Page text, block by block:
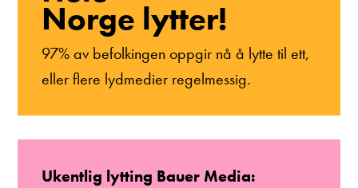
Norge lytter!
97% av befolkingen oppgir nå å lytte til ett,
eller flere lydmedier regelmessig.
Ukentlig lytting Bauer Media: